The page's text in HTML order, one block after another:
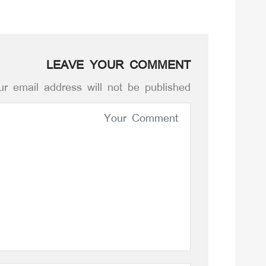
LEAVE YOUR COMMENT
email address will not be published.*